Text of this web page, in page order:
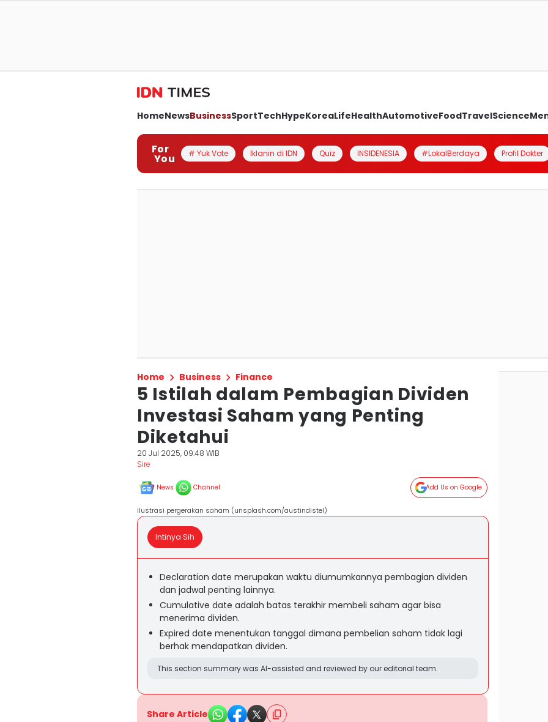
HomeNewsBusinessSportTechHypeKoreaLifeHealthAutomotiveFoodTravelScience
For
You # Yuk Vote Iklanin di IDN Quiz INSIDENESIA #LokalBerdaya Profil Dokter
Home Business Finance
5 Istilah dalam Pembagian Dividen
Investasi Saham yang Penting
Diketahui
20 Jul 2025, 09:48 WIB
Sire
News Channel Add Us on Google
ilustrasi pergerakan saham (unsplash.com/austindistel)
Intinya Sih
Declaration date merupakan waktu diumumkannya pembagian dividen
dan jadwal penting lainnya.
Cumulative date adalah batas terakhir membeli saham agar bisa
menerima dividen.
Expired date menentukan tanggal dimana pembelian saham tidak lagi
berhak mendapatkan dividen.
This section summary was AI-assisted and reviewed by our editorial team.
Share Article